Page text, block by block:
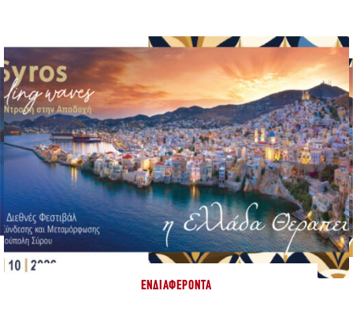
ΕΝΔΙΑΦΈΡΟΝΤΑ